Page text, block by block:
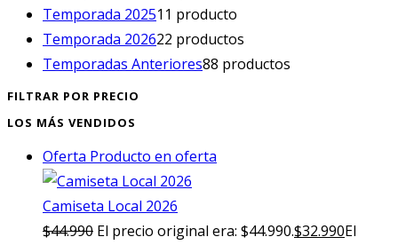
Temporada 20251 1 producto
Temporada 202622 productos
Temporadas Anteriores88 productos
FILTRAR POR PRECIO
LOS MÁS VENDIDOS
Oferta Producto en oferta
Camiseta Local 2026
$44.990 El precio original era: $44.990.$32.990El